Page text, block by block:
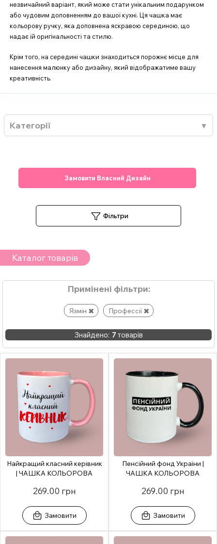
незвичайний варіант, який може стати унікальним подарунком
або чудовим доповненням до вашої кухні. Ця чашка має
кольорову ручку, яка доповнена яскравою серединою, що
надає їй оригінальності та стилю.
Крім того, на середині чашки знаходиться порожнє місце для
нанесення малюнку або дизайну, який відображатиме вашу
креативність.
Категорії
Замовити Власний Дизайн
Фільтри
Каталог товарів
Примінені фільтри:
Язмін Профессії
Знайдено: 7 товарів
Найкращий класний керівник
| ЧАШКА КОЛЬОРОВА
269.00 грн
Замовити
Пенсійний фонд України |
ЧАШКА КОЛЬОРОВА
269.00 грн
Замовити